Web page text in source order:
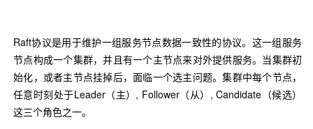
Raft协议是用于维护一组服务节点数据一致性的协议。这一组服务
节点构成一个集群，并且有一个主节点来对外提供服务。当集群初
始化，或者主节点挂掉后，面临一个选主问题。集群中每个节点，
任意时刻处于Leader（主）, Follower（从）, Candidate（候选）
这三个角色之一。